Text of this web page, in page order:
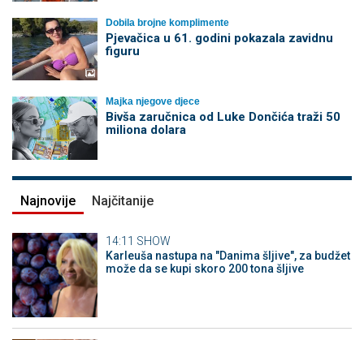
Dobila brojne komplimente
Pjevačica u 61. godini pokazala zavidnu
figuru
Majka njegove djece
Bivša zaručnica od Luke Dončića traži 50
miliona dolara
Najnovije Najčitanije
14:11 SHOW
Karleuša nastupa na "Danima šljive", za budžet
može da se kupi skoro 200 tona šljive